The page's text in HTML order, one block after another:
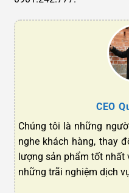
CEO
Chúng tôi là những
nghe khách hàng, thay
lượng sản phẩm tốt nhất
những trãi nghiệm dịch